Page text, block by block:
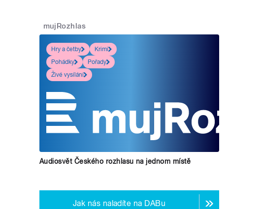
mujRozhlas
Hry a četby
Krimi
Pohádky
Pořady
Živé vysílání
Audiosvět Českého rozhlasu na jednom místě
Jak nás naladíte na DABu